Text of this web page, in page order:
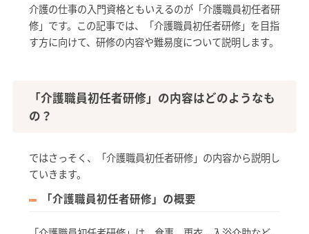
介護の仕事の入門資格ともいえるのが「介護職員初任者研
修」です。この記事では、「介護職員初任者研修」を目指
す方に向けて、研修の内容や難易度について説明します。
「介護職員初任者研修」の内容はどのようなも
の？
ではさっそく、「介護職員初任者研修」の内容から説明し
ていきます。
「介護職員初任者研修」の概要